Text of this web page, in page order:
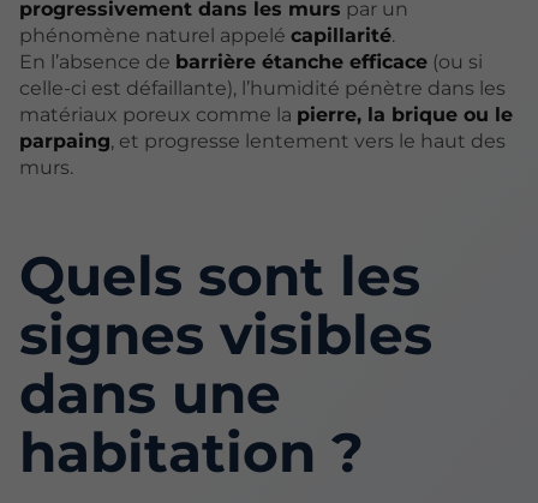
progressivement dans les murs par un
phénomène naturel appelé capillarité.
En l’absence de barrière étanche efficace (ou si
celle-ci est défaillante), l’humidité pénètre dans les
matériaux poreux comme la pierre, la brique ou le
parpaing, et progresse lentement vers le haut des
murs.
Quels sont les
signes visibles
dans une
habitation ?